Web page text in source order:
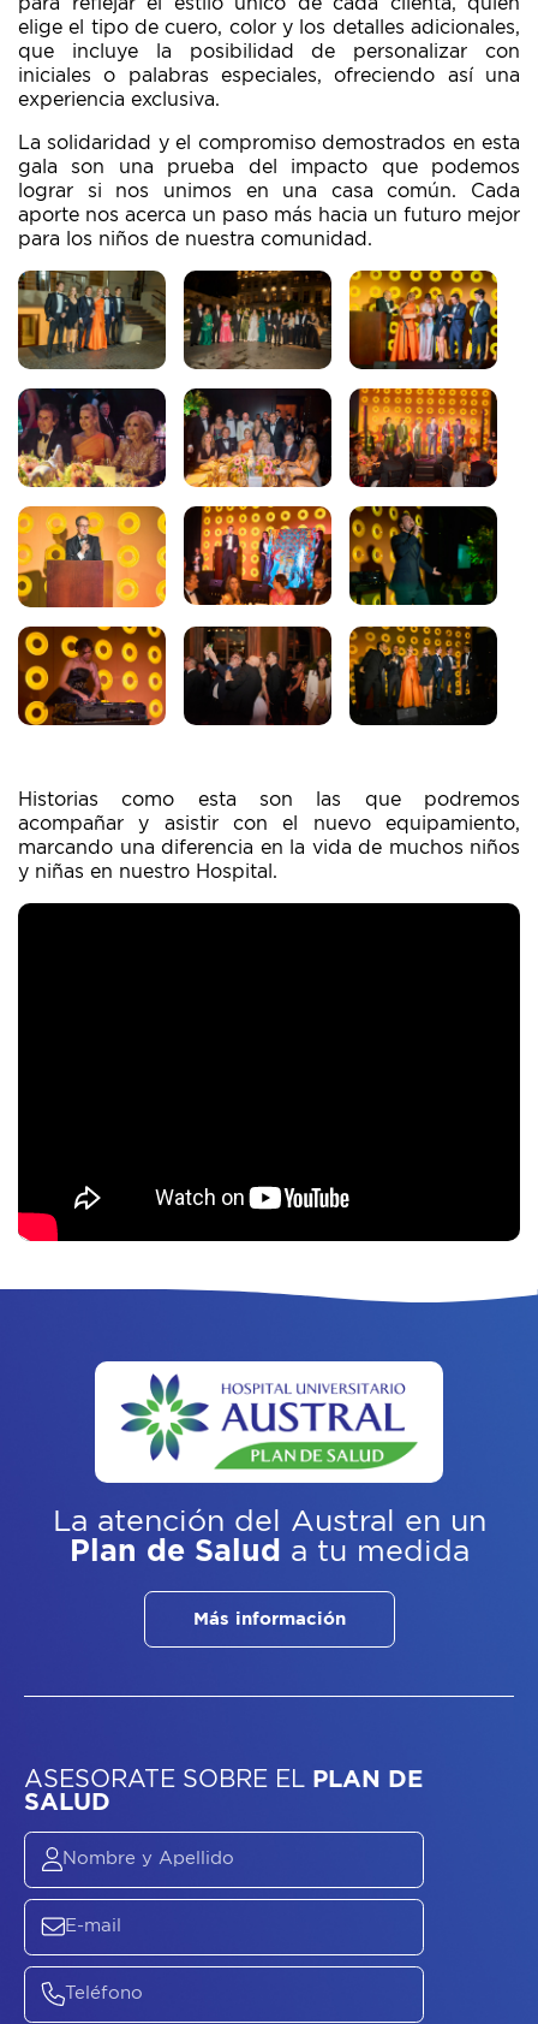
elige el tipo de cuero, color y los detalles adicionales,
que incluye la posibilidad de personalizar con
iniciales o palabras especiales, ofreciendo así una
experiencia exclusiva.
La solidaridad y el compromiso demostrados en esta
gala son una prueba del impacto que podemos
lograr si nos unimos en una casa común. Cada
aporte nos acerca un paso más hacia un futuro mejor
para los niños de nuestra comunidad.
Historias como esta son las que podremos
acompañar y asistir con el nuevo equipamiento,
marcando una diferencia en la vida de muchos niños
y niñas en nuestro Hospital.
La atención del Austral
en un
Plan de Salud a tu medida
Más información